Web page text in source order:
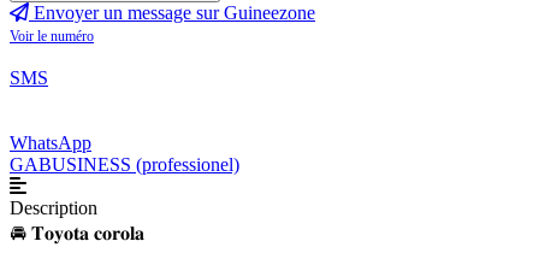
Envoyer un message sur Guineezone
Voir le numéro
SMS
WhatsApp
GABUSINESS (professionel)
Description
🚘 𝐓𝐨𝐲𝐨𝐭𝐚 𝐜𝐨𝐫𝐨𝐥𝐚